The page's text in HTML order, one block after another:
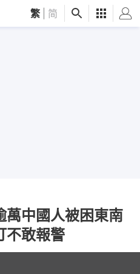
繁 简
中國人被困東南
敢報警